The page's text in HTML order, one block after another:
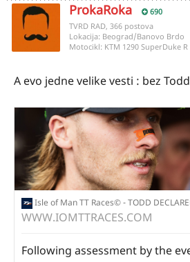
ProkaRoka 690
TVRD RAD, 366 postova
Lokacija: Beograd/Banovo Brdo
Motocikl: KTM 1290 SuperDuke R
A evo jedne velike vesti : bez
Isle of Man TT Races© - TODD
WWW.IOMTTRACES.COM
Following assessment by the